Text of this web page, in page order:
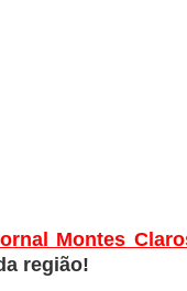
Montes
região!